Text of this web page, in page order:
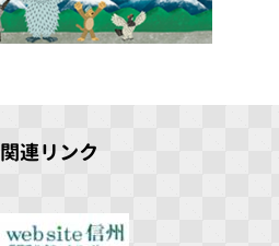
関連リンク